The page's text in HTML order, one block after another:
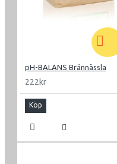
pH-BALANS Brännässla
222kr
Köp